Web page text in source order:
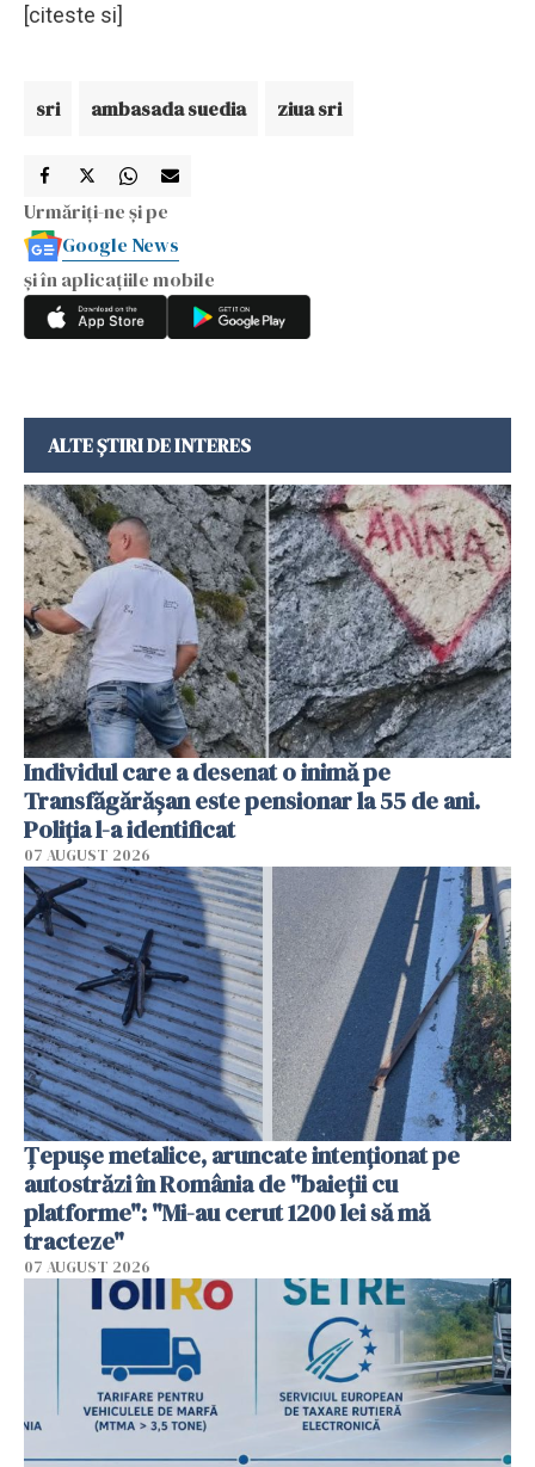
[citeste si]
sri ambasada suedia ziua sri
Urmăriți-ne și pe
Google News
și în aplicațiile mobile
ALTE ȘTIRI DE INTERES
Individul care a desenat o inimă pe
Transfăgărășan este pensionar la 55 de ani.
Poliția l-a identificat
07 AUGUST 2026
Țepușe metalice, aruncate intenționat pe
autostrăzi în România de "baieții cu
platforme": "Mi-au cerut 1200 lei să mă
tracteze"
07 AUGUST 2026